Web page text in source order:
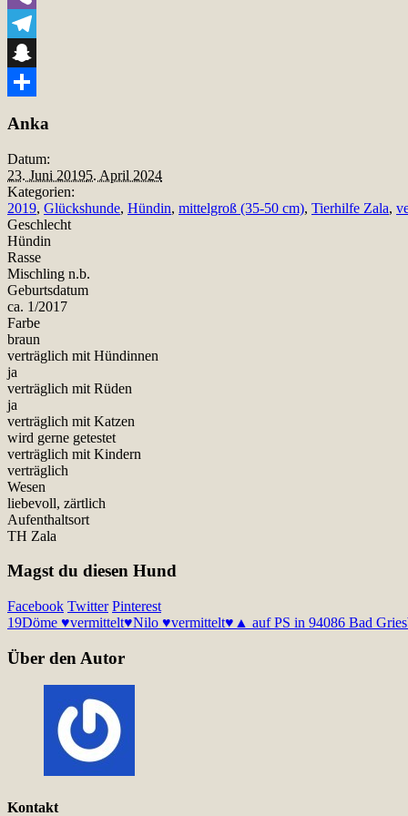
Viber
Telegram
Snapchat
Anka
Datum:
23. Juni 20195. April 2024
Kategorien:
2019, Glückshunde, Hündin, mittelgroß (35-50 cm), Tierhilfe Zala,
Geschlecht
Hündin
Rasse
Mischling n.b.
Geburtsdatum
ca. 1/2017
Farbe
braun
verträglich mit Hündinnen
ja
verträglich mit Rüden
ja
verträglich mit Katzen
wird gerne getestet
verträglich mit Kindern
verträglich
Wesen
liebevoll, zärtlich
Aufenthaltsort
TH Zala
Magst du diesen Hund
Facebook Twitter Pinterest
19Döme ♥vermittelt♥Nilo ♥vermittelt♥▲ auf PS in 94086 Bad
Über den Autor
Kontakt